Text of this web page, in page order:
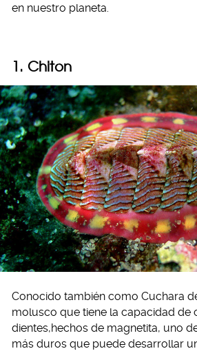
en nuestro planeta.
1. Chiton
Conocido también como Cuchara
molusco que tiene la capacidad de
dientes,hechos de magnetita, uno
más duros que puede desarrollar